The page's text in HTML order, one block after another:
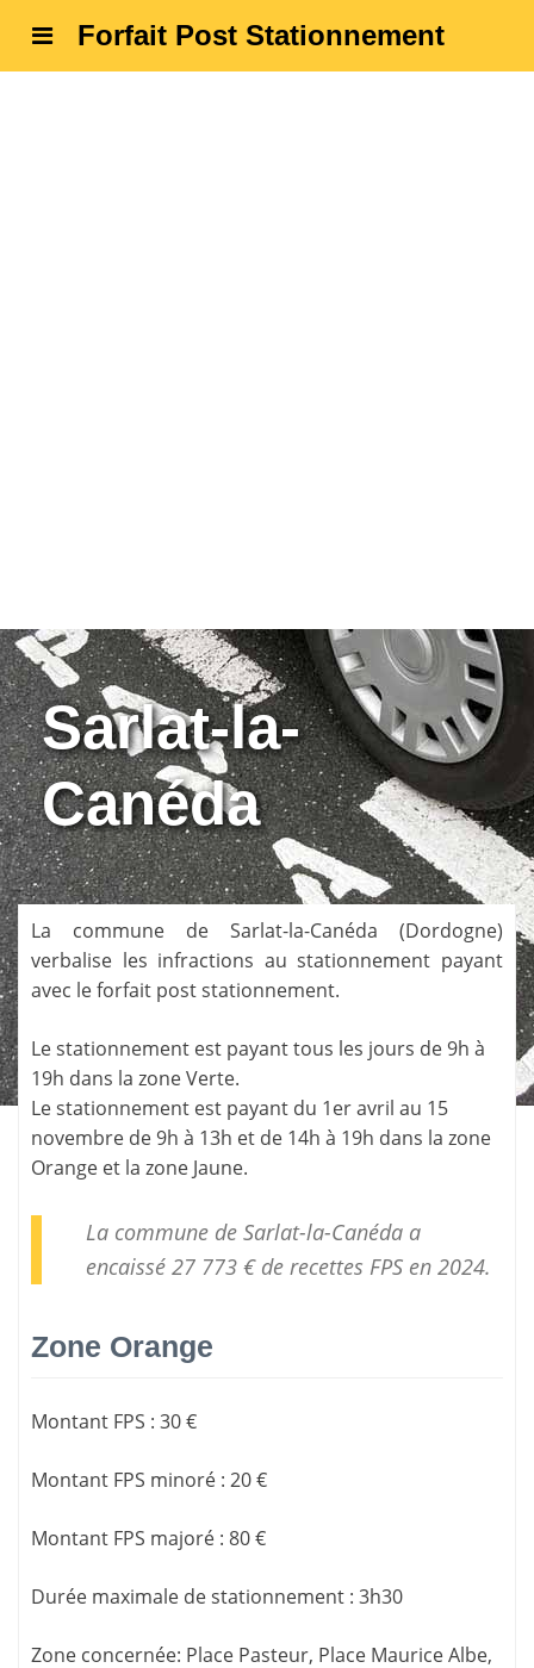
Forfait Post Stationnement
Sarlat-la-
Canéda
La commune de Sarlat-la-Canéda (Dordogne)
verbalise les infractions au stationnement payant
avec le forfait post stationnement.
Le stationnement est payant tous les jours de 9h à
19h dans la zone Verte.
Le stationnement est payant du 1er avril au 15
novembre de 9h à 13h et de 14h à 19h dans la zone
Orange et la zone Jaune.
La commune de Sarlat-la-Canéda a
encaissé 27 773 € de recettes FPSen 2024.
Zone Orange
Montant FPS : 30 €
Montant FPS minoré : 20 €
Montant FPS majoré : 80 €
Durée maximale de stationnement : 3h30
Zone concernée: Place Pasteur, Place Maurice Albe,